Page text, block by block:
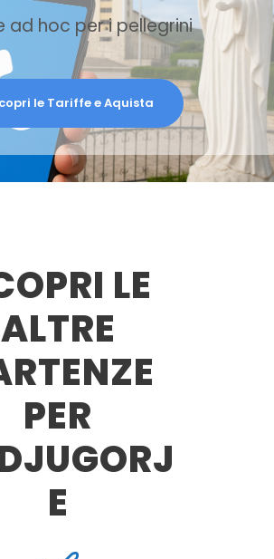
ad hoc per i pellegrini
le Tariffe e Aquista
LE
ALTRE
PER
E